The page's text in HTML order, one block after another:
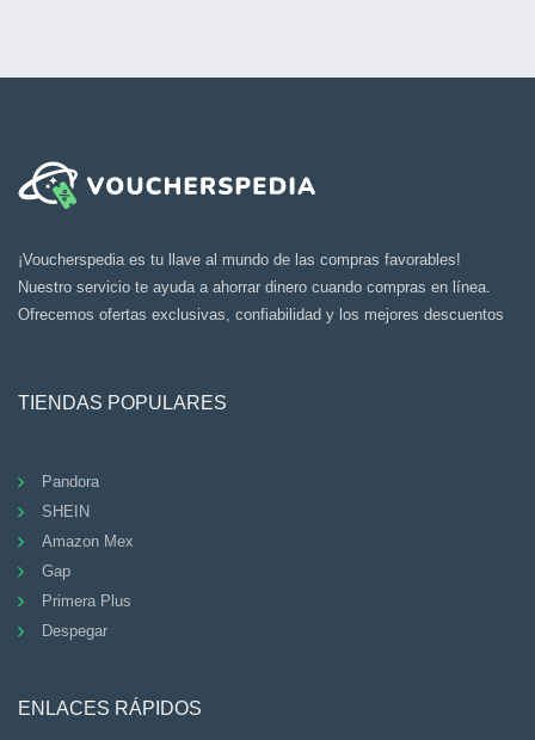
¡Voucherspedia es tu llave al mundo de las compras favorables!
Nuestro servicio te ayuda a ahorrar dinero cuando compras en línea.
Ofrecemos ofertas exclusivas, confiabilidad y los mejores descuentos
TIENDAS POPULARES
Pandora
SHEIN
Amazon Mex
Gap
Primera Plus
Despegar
ENLACES RÁPIDOS